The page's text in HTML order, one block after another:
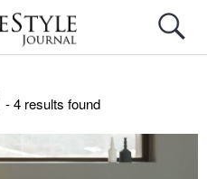
- 4 results found